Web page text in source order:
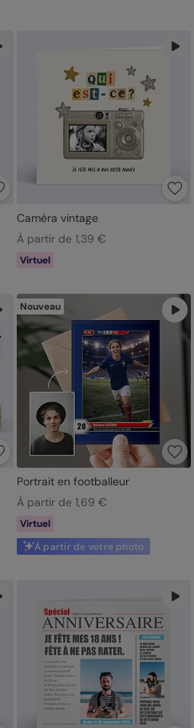
Caméra vintage
À partir de 1,39 €
Virtuel
Nouveau
Portrait en footballeur
À partir de 1,69 €
Virtuel
À partir de votre photo